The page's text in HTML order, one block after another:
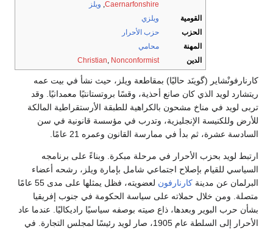
Caernarfonshire
, ويلز
القومية
ويلزي
الحزب
حزب الأحرار
المهنة
محامي
الدين
Christian, Nonconformist
كارنارفونْشاير (گوينَد حاليًا) بمقاطعة ويلز، حيث نشأ في بيت عمه
ريتشارد لويد الذي كان صانع أحذية، وقسًا بروتستانتيًا معمدانيًا. وقد
تربى لويد في مناخ مشحون بالكراهية للطبقة الأرستقراطية المالكة
للأرض وللكنيسة الإنجليزية، وتدرب في مؤسسة قانونية في سن
السادسة عشرة، ثم بدأ في ممارسة القانون وعمره 21 عامًا.
ارتبط لويد بحزب الأحرار في مرحلة مبكرة. وبناءً على برنامجه
السياسي للقيام بإصلاح اجتماعي شامل بإمارة ويلز، رشحه أعضاء
البرلمان عن مدينة كارنارفون
لعضويته، فظل يمثلها على مدى 55 عامًا
متصلة. ومن خلال حملاته على سياسة الحكومة في جنوب إفريقيا
بشأن حرب البوير وبعدها، ذاع صيته بوصفه سياسيًا راديكاليًا. عندما عاد
الأحرار إلى السلطة عام 1905، صار لويد رئيسًا لمجلس التجارة. في